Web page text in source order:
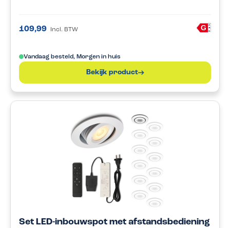
109,99 Incl. BTW G A
G
Vandaag besteld, Morgen in huis
Bekijk product
Set LED-inbouwspot met afstandsbediening